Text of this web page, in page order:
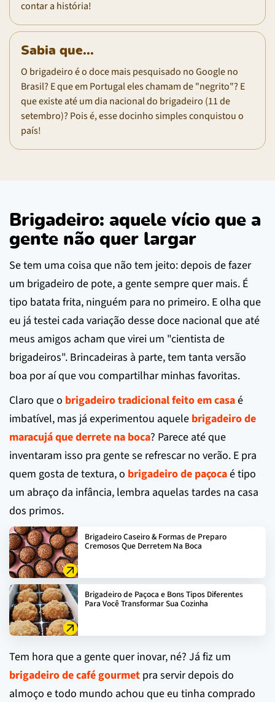
contar a história!
Sabia que...
O brigadeiro é o doce mais pesquisado no Google no
Brasil? E que em Portugal eles chamam de "negrito"? E
que existe até um dia nacional do brigadeiro (11 de
setembro)? Pois é, esse docinho simples conquistou o
país!
Brigadeiro: aquele vício que a
gente não quer largar
Se tem uma coisa que não tem jeito: depois de fazer
um brigadeiro de pote, a gente sempre quer mais. É
tipo batata frita, ninguém para no primeiro. E olha que
eu já testei cada variação desse doce nacional que até
meus amigos acham que virei um "cientista de
brigadeiros". Brincadeiras à parte, tem tanta versão
boa por aí que vou compartilhar minhas favoritas.
Claro que o brigadeiro tradicional feito em casaé
imbatível, mas já experimentou aquele brigadeiro de
maracujá que derrete na boca? Parece até que
inventaram isso pra gente se refrescar no verão. E pra
quem gosta de textura, o brigadeiro de paçocaé tipo
um abraço da infância, lembra aquelas tardes na casa
dos primos.
Brigadeiro Caseiro & Formas de Preparo
Cremosos Que Derretem Na Boca
Brigadeiro de Paçoca e Bons Tipos Diferentes
Para Você Transformar Sua Cozinha
Tem hora que a gente quer inovar, né? Já fiz um
brigadeiro de café gourmet pra servir depois do
almoço e todo mundo achou que eu tinha comprado